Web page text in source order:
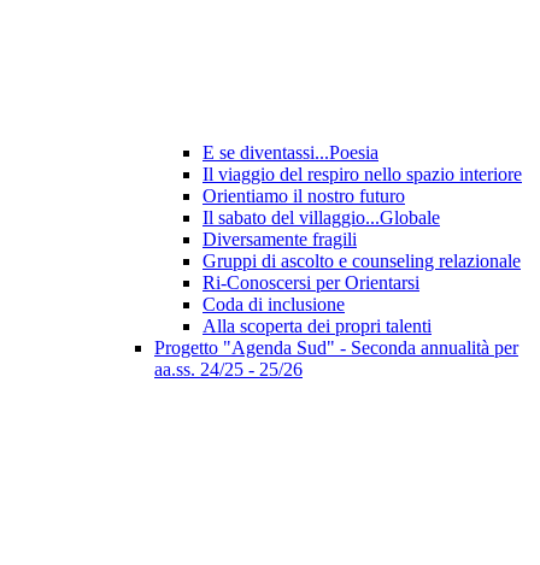
E se diventassi...Poesia
Il viaggio del respiro nello spazio interiore
Orientiamo il nostro futuro
Il sabato del villaggio...Globale
Diversamente fragili
Gruppi di ascolto e counseling relazionale
Ri-Conoscersi per Orientarsi
Coda di inclusione
Alla scoperta dei propri talenti
Progetto "Agenda Sud" - Seconda annualità per
aa.ss. 24/25 - 25/26